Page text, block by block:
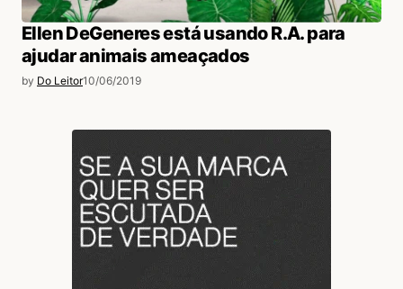
Ellen DeGeneres está usando R.A. para
ajudar animais ameaçados
by Do Leitor10/06/2019